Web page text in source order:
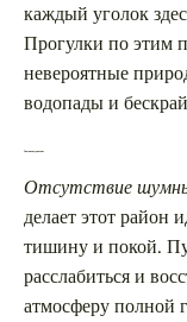
каждый уголок
Прогулки по этим
невероятные
водопады и
Тишина и уединение
Отсутствие
делает этот район
тишину и покой.
расслабиться и
атмосферу полной